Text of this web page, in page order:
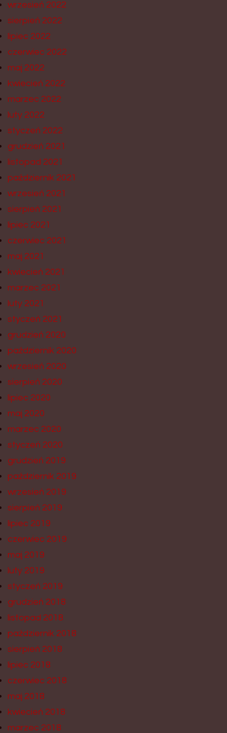
wrzesień 2022
sierpień 2022
lipiec 2022
czerwiec 2022
maj 2022
kwiecień 2022
marzec 2022
luty 2022
styczeń 2022
grudzień 2021
listopad 2021
październik 2021
wrzesień 2021
sierpień 2021
lipiec 2021
czerwiec 2021
maj 2021
kwiecień 2021
marzec 2021
luty 2021
styczeń 2021
grudzień 2020
październik 2020
wrzesień 2020
sierpień 2020
lipiec 2020
maj 2020
marzec 2020
styczeń 2020
grudzień 2019
październik 2019
wrzesień 2019
sierpień 2019
lipiec 2019
czerwiec 2019
maj 2019
luty 2019
styczeń 2019
grudzień 2018
listopad 2018
październik 2018
sierpień 2018
lipiec 2018
czerwiec 2018
maj 2018
kwiecień 2018
marzec 2018